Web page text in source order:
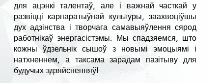
для ацэнкі талентаў, але і важнай часткай у
развіцці карпаратыўнай культуры, заахвоціўшы
дух адзінства і творчага самавыяўлення сярод
работнікаў энергасістэмы. Мы спадзяемся, што
кожны ўдзельнік сышоў з новымі эмоцыямі і
натхненнем, а таксама зарадам пазітыву для
будучых здзяйсненняў!